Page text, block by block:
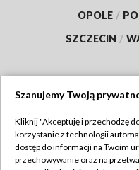
OPOLE /
SZCZECIN /
Abonament TVP
Szanujemy Twoją
Kliknij "Akceptuję i przechodzę
korzystanie z technologii
dostęp do informacji na Twoim
przechowywanie oraz na